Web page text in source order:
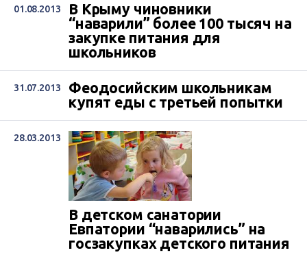
01.08.2013
В Крыму чиновники
“наварили” более 100 тысяч на
закупке питания для
школьников
31.07.2013
Феодосийским школьникам
купят еды с третьей попытки
28.03.2013
В детском санатории
Евпатории “наварились” на
госзакупках детского питания